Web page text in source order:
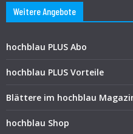
Weitere Angebote
hochblau PLUS Abo
hochblau PLUS Vorteile
Blättere im hochblau
hochblau Shop